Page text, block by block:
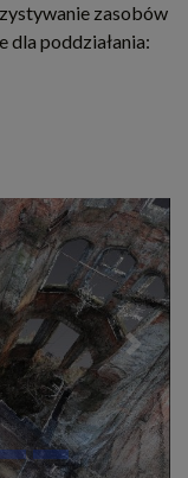
zasobów
dla poddziałania:
Next